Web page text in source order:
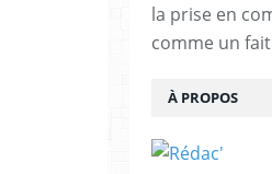
la prise en
comme un
À PROPOS